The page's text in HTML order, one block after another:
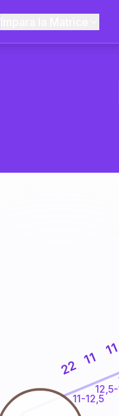
11-12,5
22 11
11